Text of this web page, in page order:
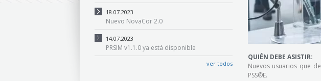
18.07.2023
Nuevo NovaCor 2.0
14.07.2023
PRSIM v1.1.0 ya está disponible
ver todos
QUIÉN DEBE ASISTIR:
Nuevos usuarios que
PSS®E.